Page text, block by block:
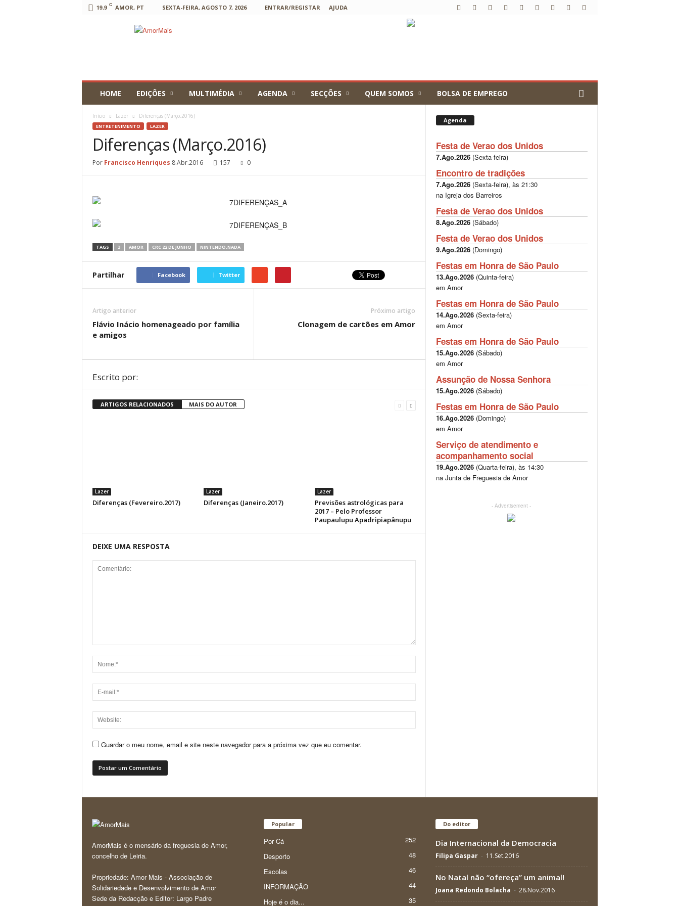
19.9 C AMOR, PT SEXTA-FEIRA, AGOSTO 7, 2026 ENTRAR/REGISTAR AJUDA
HOME EDIÇÕES MULTIMÉDIA AGENDA SECÇÕES QUEM SOMOS BOLSA DE EMPREGO
Início Lazer Diferenças (Março.2016)
ENTRETENIMENTO LAZER
Diferenças (Março.2016)
Por Francisco Henriques 8.Abr.2016 157 0
TAGS 3 AMOR CRC 22 DE JUNHO NINTENDO.NADA
Partilhar Facebook Twitter
Artigo anterior
Flávio Inácio homenageado por família
e amigos
Próximo artigo
Clonagem de cartões em Amor
Escrito por:
ARTIGOS RELACIONADOS MAIS DO AUTOR
Lazer
Diferenças (Fevereiro.2017)
Lazer
Diferenças (Janeiro.2017)
Lazer
Previsões astrológicas para
2017 – Pelo Professor
Paupaulupu Apadripiapânupu
DEIXE UMA RESPOSTA
Guardar o meu nome, email e site neste navegador para a próxima vez que eu comentar.
Agenda
Festa de Verao dos Unidos
7.Ago.2026(Sexta-feira)
Encontro de tradições
7.Ago.2026(Sexta-feira), às 21:30
na Igreja dos Barreiros
Festa de Verao dos Unidos
8.Ago.2026(Sábado)
Festa de Verao dos Unidos
9.Ago.2026(Domingo)
Festas em Honra de São Paulo
13.Ago.2026(Quinta-feira)
em Amor
Festas em Honra de São Paulo
14.Ago.2026(Sexta-feira)
em Amor
Festas em Honra de São Paulo
15.Ago.2026(Sábado)
em Amor
Assunção de Nossa Senhora
15.Ago.2026(Sábado)
Festas em Honra de São Paulo
16.Ago.2026(Domingo)
em Amor
Serviço de atendimento e
acompanhamento social
19.Ago.2026(Quarta-feira), às 14:30
na Junta de Freguesia de Amor
- Advertisement -
AmorMais é o mensário da freguesia de Amor,
concelho de Leiria.
Propriedade: Amor Mais - Associação de
Solidariedade e Desenvolvimento de Amor
Sede da Redacção e Editor: Largo Padre
Popular
Por Cá
252
Desporto
48
Escolas
46
INFORMAÇÃO
44
Hoje é o dia...
35
Do editor
Dia Internacional da Democracia
Filipa Gaspar - 11.Set.2016
No Natal não “ofereça” um animal!
Joana Redondo Bolacha - 28.Nov.2016